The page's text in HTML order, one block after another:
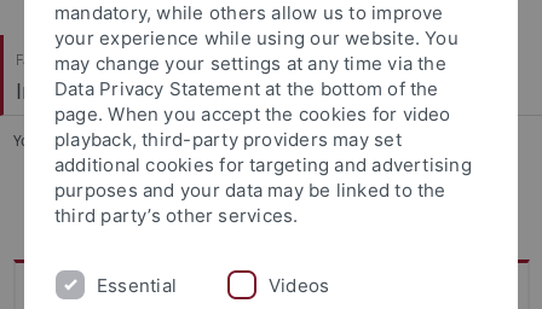
Faculty of Humanities
Institute of Ancient History
You are here: Home ... Staff
M. Schilling
Sprechstunde
mandatory, while others allow us to improve
your experience while using our website. You
may change your settings at any time via the
Data Privacy Statement at the bottom of the
page. When you accept the cookies for video
playback, third-party providers may set
additional cookies for targeting and advertising
purposes and your data may be linked to the
third party’s other services.
Essential Videos